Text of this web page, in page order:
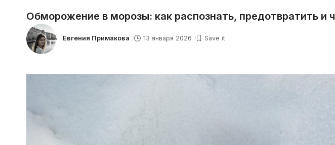
Обморожение в морозы: как распознать, предотвратить и
Евгения Примакова 13 января 2026